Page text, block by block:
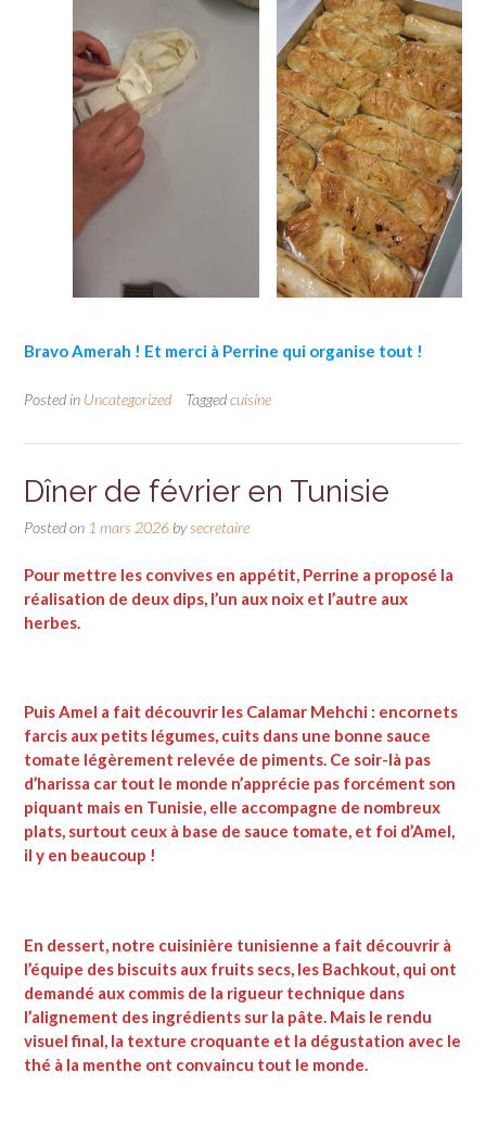
Bravo Amerah ! Et merci à Perrine qui organise tout !
Posted in Uncategorized Taggedcuisine
Dîner de février en Tunisie
Posted on 1 mars 2026 bysecretaire
Pour mettre les convives en appétit, Perrine a proposé la
réalisation de deux dips, l’un aux noix et l’autre aux
herbes.
Puis Amel a fait découvrir les Calamar Mehchi : encornets
farcis aux petits légumes, cuits dans une bonne sauce
tomate légèrement relevée de piments. Ce soir-là pas
d’harissa car tout le monde n’apprécie pas forcément son
piquant mais en Tunisie, elle accompagne de nombreux
plats, surtout ceux à base de sauce tomate, et foi d’Amel,
il y en beaucoup !
En dessert, notre cuisinière tunisienne a fait découvrir à
l’équipe des biscuits aux fruits secs, les Bachkout, qui ont
demandé aux commis de la rigueur technique dans
l’alignement des ingrédients sur la pâte. Mais le rendu
visuel final, la texture croquante et la dégustation avec le
thé à la menthe ont convaincu tout le monde.